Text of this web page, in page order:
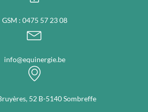
GSM : 0475 57 23 08
info@equinergie.be
52 B-5140 Sombreffe